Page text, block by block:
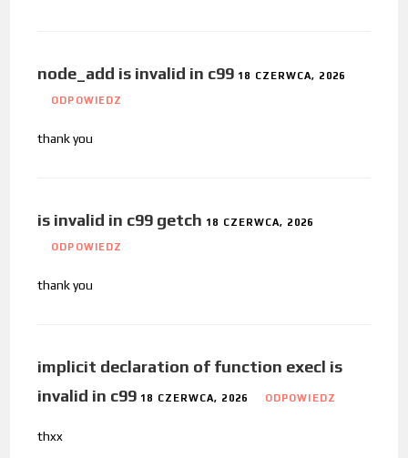
node_add is invalid in c99 18 CZERWCA, 2026
ODPOWIEDZ
thank you
is invalid in c99 getch 18 CZERWCA, 2026
ODPOWIEDZ
thank you
implicit declaration of function execl is
invalid in c99 18 CZERWCA, 2026 ODPOWIEDZ
thxx